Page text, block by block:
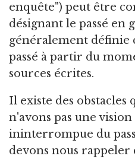
enquête") peut être
désignant le passé en
généralement définie
passé à partir du
sources écrites.
Il existe des obstacles
n'avons pas une
ininterrompue du
devons nous rappeler